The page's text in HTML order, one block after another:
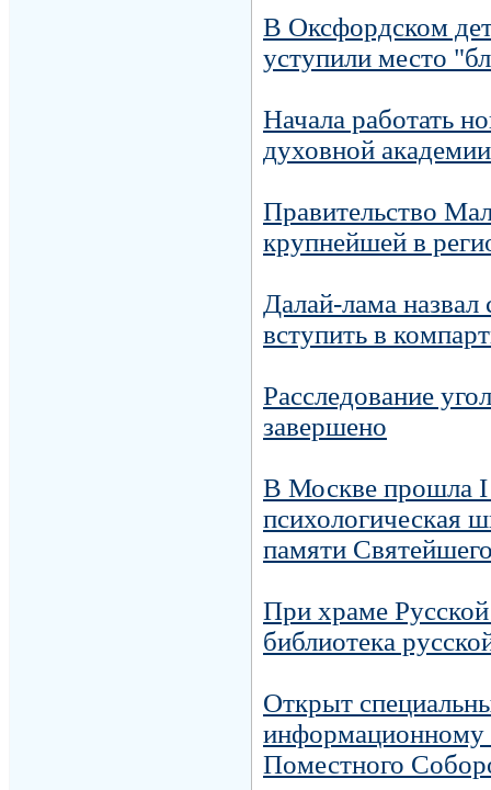
В Оксфордском
уступили место
Начала работать
духовной академии
Правительство
крупнейшей в
Далай-лама назвал
вступить в
Расследование
завершено
В Москве прошла I
психологическая
памяти
При храме
библиотека
Открыт
информационному
Поместного